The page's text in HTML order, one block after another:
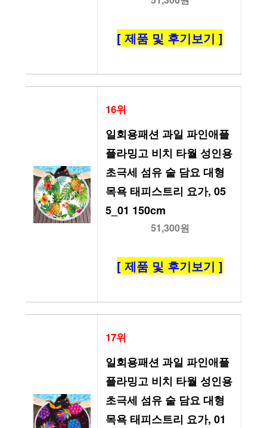
[ 제품 및 후기보기 ]
16위
일회용패션 과일 파인애플
플라밍고 비치 타월 성인용
초극세 섬유 술 담요 대형
목욕 태피스트리 요가, 05
5_01 150cm
51,300원
[ 제품 및 후기보기 ]
17위
일회용패션 과일 파인애플
플라밍고 비치 타월 성인용
초극세 섬유 술 담요 대형
목욕 태피스트리 요가, 01